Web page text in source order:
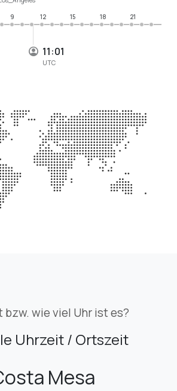
11:01
UTC
9 12 15 18 21
bzw. wie viel Uhr ist es?
Uhrzeit / Ortszeit
Mesa